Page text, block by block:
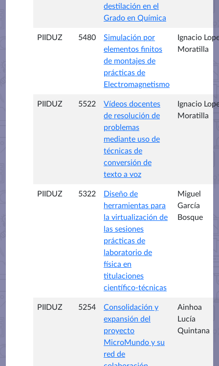
destilación en el
Grado en Química
PIIDUZ 5480
Simulación por
elementos finitos
de montajes de
prácticas de
Electromagnetismo
Ignacio
Moratilla
PIIDUZ 5522
Vídeos docentes
de resolución de
problemas
mediante uso de
técnicas de
conversión de
texto a voz
Ignacio
Moratilla
PIIDUZ 5322
Diseño de
herramientas para
la virtualización de
las sesiones
prácticas de
laboratorio de
física en
titulaciones
científico-técnicas
Miguel
García
Bosque
PIIDUZ 5254
Consolidación y
expansión del
proyecto
MicroMundo y su
red de
Ainhoa
Lucía
Quintana